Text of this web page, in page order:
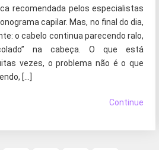
recomendada pelos especialistas
capilar. Mas, no final do dia,
o cabelo continua parecendo ralo,
na cabeça. O que está
vezes, o problema não é o que
[…]
Continue